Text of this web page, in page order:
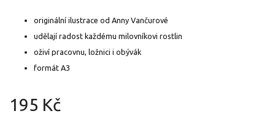
195 Kč
originální ilustrace od Anny Vančurové
udělají radost každému milovníkovi rostlin
oživí pracovnu, ložnici i obývák
formát A3